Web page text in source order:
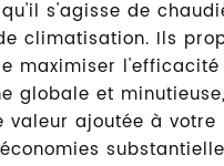
s'agisse de
climatisation. Ils
maximiser
globale et
valeur ajoutée à